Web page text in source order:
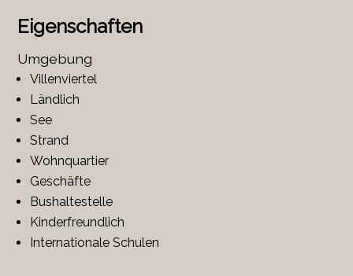
Eigenschaften
Umgebung
Villenviertel
Ländlich
See
Strand
Wohnquartier
Geschäfte
Bushaltestelle
Kinderfreundlich
Internationale Schulen